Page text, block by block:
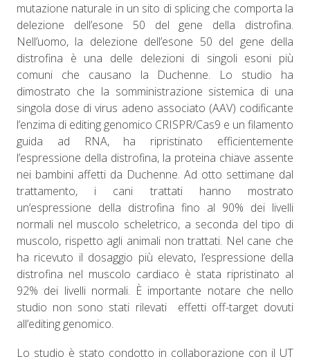
mutazione naturale in un sito di splicing che comporta la
delezione dell’esone 50 del gene della distrofina.
Nell’uomo, la delezione dell’esone 50 del gene della
distrofina è una delle delezioni di singoli esoni più
comuni che causano la Duchenne. Lo studio ha
dimostrato che la somministrazione sistemica di una
singola dose di virus adeno associato (AAV) codificante
l’enzima di editing genomico CRISPR/Cas9 e un filamento
guida ad RNA, ha ripristinato efficientemente
l’espressione della distrofina, la proteina chiave assente
nei bambini affetti da Duchenne. Ad otto settimane dal
trattamento, i cani trattati hanno mostrato
un’espressione della distrofina fino al 90% dei livelli
normali nel muscolo scheletrico, a seconda del tipo di
muscolo, rispetto agli animali non trattati. Nel cane che
ha ricevuto il dosaggio più elevato, l’espressione della
distrofina nel muscolo cardiaco è stata ripristinato al
92% dei livelli normali. È importante notare che nello
studio non sono stati rilevati
effetti off-target dovuti
all’editing genomico.
Lo studio è stato condotto in collaborazione con il UT